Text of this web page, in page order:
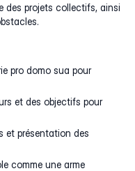
des projets collectifs, ainsi
pro domo sua pour
et des objectifs pour
et présentation des
comme une arme